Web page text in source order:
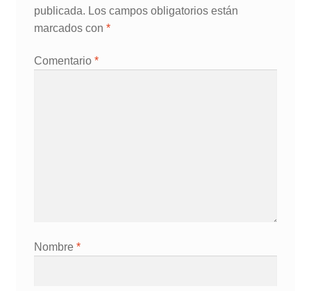
publicada. Los campos obligatorios están
marcados con *
Comentario *
Nombre *